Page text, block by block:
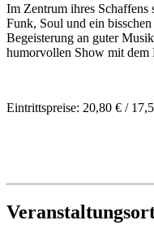
Im Zentrum ihres Schaffens
Funk, Soul und ein
Begeisterung an guter
humorvollen Show mit dem
Eintrittspreise: 20,80 € /